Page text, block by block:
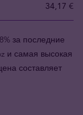
34,17 €
за последние
и самая высокая
составляет